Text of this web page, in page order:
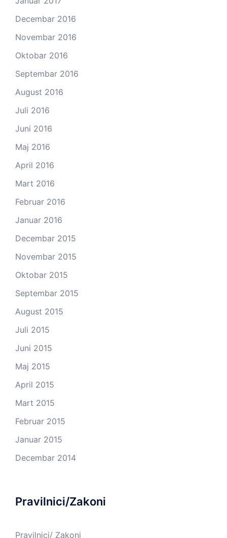
Decembar 2016
Novembar 2016
Oktobar 2016
Septembar 2016
August 2016
Juli 2016
Juni 2016
Maj 2016
April 2016
Mart 2016
Februar 2016
Januar 2016
Decembar 2015
Novembar 2015
Oktobar 2015
Septembar 2015
August 2015
Juli 2015
Juni 2015
Maj 2015
April 2015
Mart 2015
Februar 2015
Januar 2015
Decembar 2014
Pravilnici/Zakoni
Pravilnici/ Zakoni